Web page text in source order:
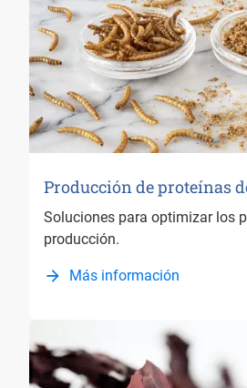
Producción de proteínas
Soluciones para optimizar los
producción.
Más información